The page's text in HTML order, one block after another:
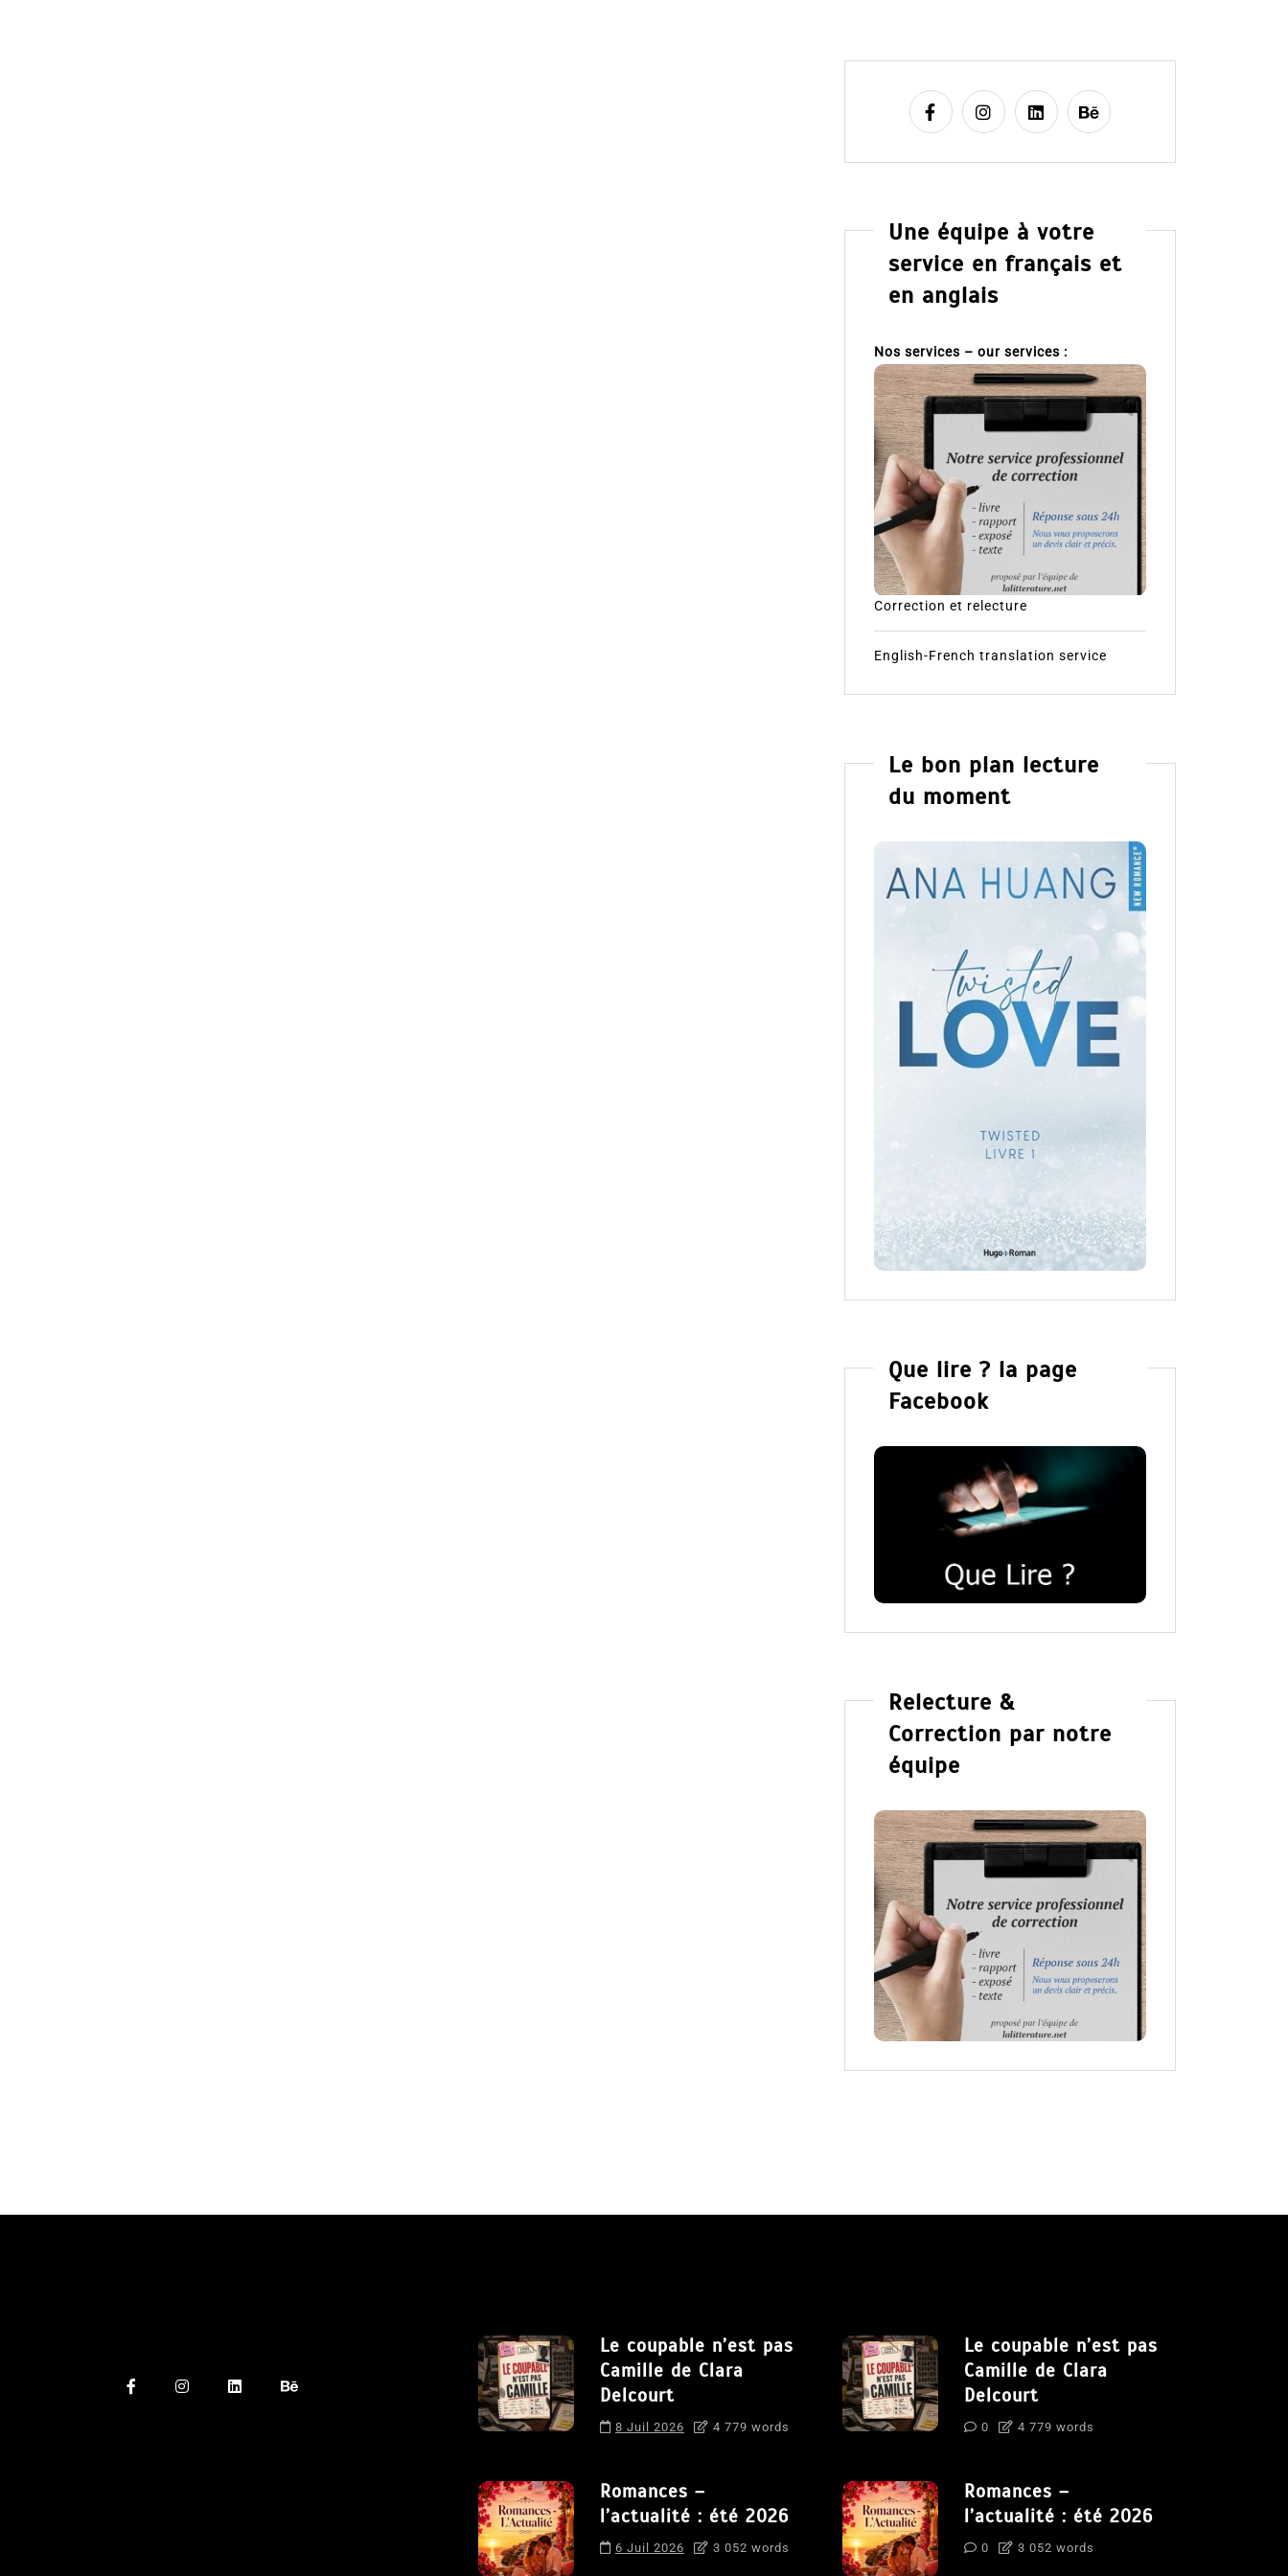
Une équipe à votre
service en français et
en anglais
Nos services – our services :
Correction et relecture
English-French translation service
Le bon plan lecture
du moment
Que lire ? la page
Facebook
Relecture &
Correction par notre
équipe
Le coupable n’est pas
Camille de Clara
Delcourt
8 Juil 2026 4 779 words
Romances –
l’actualité : été 2026
6 Juil 2026 3 052 words
Le coupable n’est pas
Camille de Clara
Delcourt
0 4 779 words
Romances –
l’actualité : été 2026
0 3 052 words